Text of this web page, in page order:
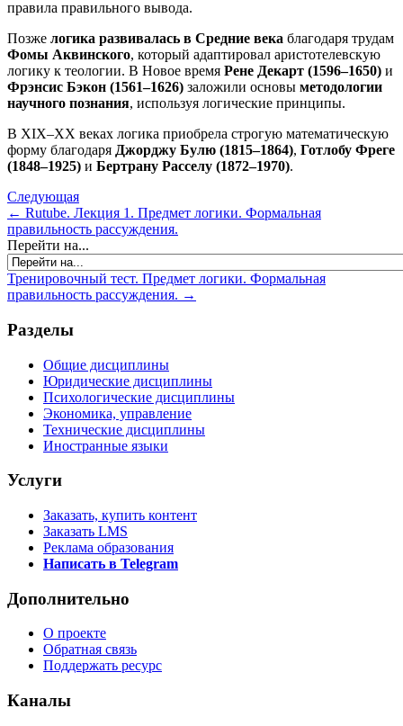
правила правильного вывода.
Позже логика развивалась в Средние века благодаря трудам
Фомы Аквинского, который адаптировал аристотелевскую
логику к теологии. В Новое время Рене Декарт (1596–1650) и
Фрэнсис Бэкон (1561–1626) заложили основы методологии
научного познания, используя логические принципы.
В XIX–XX веках логика приобрела строгую математическую
форму благодаря Джорджу Булю (1815–1864), Готлобу Фреге
(1848–1925) и Бертрану Расселу (1872–1970).
Следующая
← Rutube. Лекция 1. Предмет логики. Формальная
правильность рассуждения.
Перейти на...
Тренировочный тест. Предмет логики. Формальная
правильность рассуждения. →
Разделы
Общие дисциплины
Юридические дисциплины
Психологические дисциплины
Экономика, управление
Технические дисциплины
Иностранные языки
Услуги
Заказать, купить контент
Заказать LMS
Реклама образования
Написать в Telegram
Дополнительно
О проекте
Обратная связь
Поддержать ресурс
Каналы